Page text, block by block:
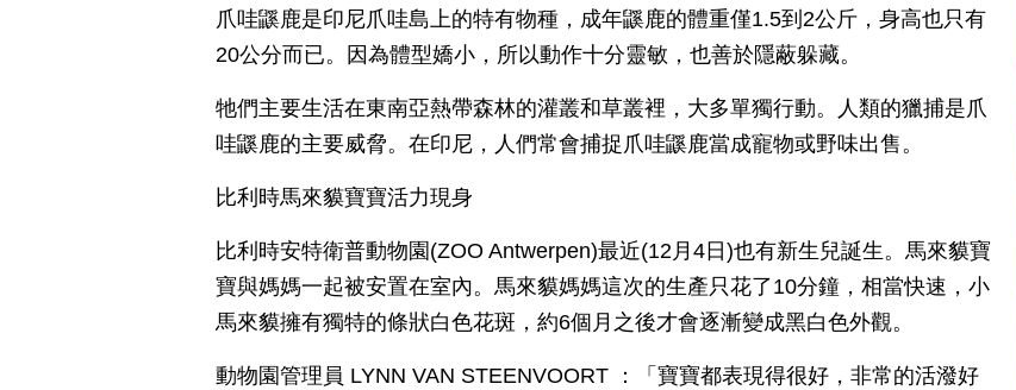
爪哇鼷鹿是印尼爪哇島上的特有物種，成年鼷鹿的體重僅1.5到2公斤，身高也只有
20公分而已。因為體型嬌小，所以動作十分靈敏，也善於隱蔽躲藏。
牠們主要生活在東南亞熱帶森林的灌叢和草叢裡，大多單獨行動。人類的獵捕是爪
哇鼷鹿的主要威脅。在印尼，人們常會捕捉爪哇鼷鹿當成寵物或野味出售。
比利時馬來貘寶寶活力現身
比利時安特衛普動物園(ZOO Antwerpen)最近(12月4日)也有新生兒誕生。馬來貘寶
寶與媽媽一起被安置在室內。馬來貘媽媽這次的生產只花了10分鐘，相當快速，小
馬來貘擁有獨特的條狀白色花斑，約6個月之後才會逐漸變成黑白色外觀。
動物園管理員 LYNN VAN STEENVOORT ：「寶寶都表現得很好，非常的活潑好